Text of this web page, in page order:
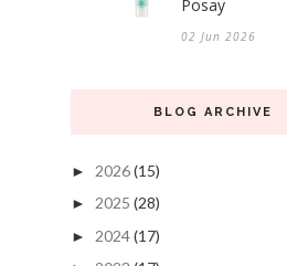
Posay
02 Jun 2026
BLOG ARCHIVE
► 2026(15)
► 2025 (28)
► 2024(17)